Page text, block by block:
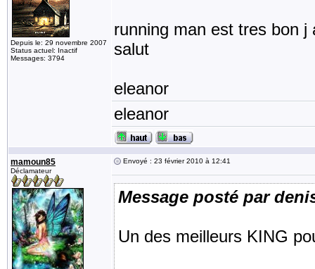
Depuis le: 29 novembre 2007
Status actuel: Inactif
Messages: 3794
running man est tres bon
salut
eleanor
eleanor
mamoun85
Déclamateur
Envoyé : 23 février 2010 à 12:41
Message posté par
Un des meilleurs KING